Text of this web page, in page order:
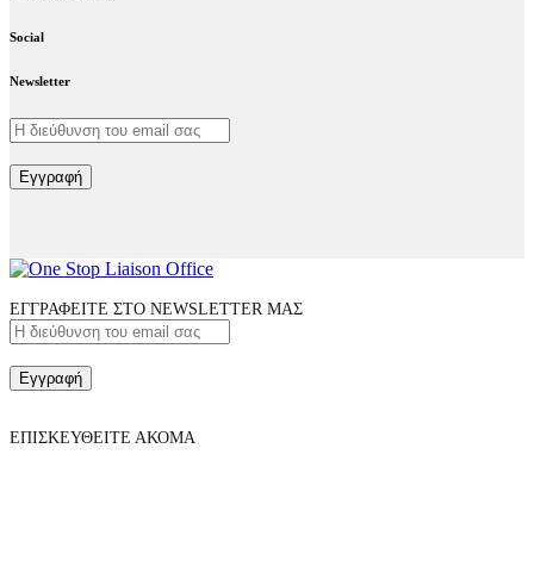
Social
facebook-
linkedin
twitter-
Newsletter
Εγγραφή
ΕΓΓΡΑΦΕΙΤΕ ΣΤΟ NEWSLETTER ΜΑΣ
Εγγραφή
ΕΠΙΣΚΕΥΘΕΙΤΕ ΑΚΟΜΑ